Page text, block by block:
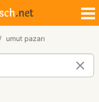
umut pazarı